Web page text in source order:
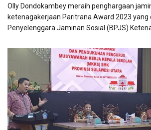
Olly Dondokambey meraih penghargaan
ketenagakerjaan Paritrana Award 2023 yang
Penyelenggara Jaminan Sosial (BPJS)